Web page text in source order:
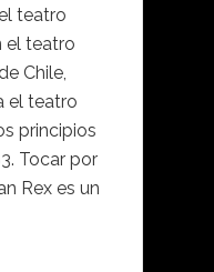
teatro
el teatro
Chile,
el teatro
principios
Tocar por
Rex es un